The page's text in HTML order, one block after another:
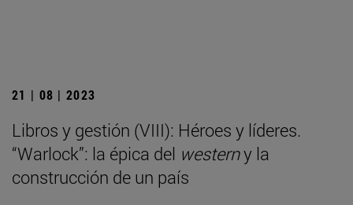
21 | 08 | 2023
Libros y gestión (VIII): Héroes y líderes.
“Warlock”: la épica del westerny la
construcción de un país